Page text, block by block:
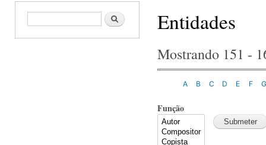
Search form Search Entidades
Mostrando 151 -
A B C D E F G
Função